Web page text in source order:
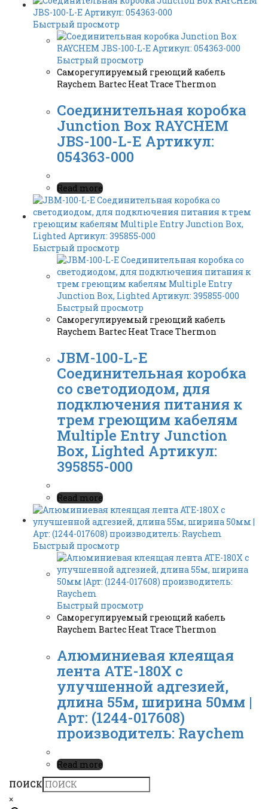
Быстрый просмотр
Быстрый просмотр
Саморегулируемый греющий кабель
Raychem Bartec Heat Trace Thermon
Соединительная коробка
Junction Box RAYCHEM
JBS-100-L-E Артикул:
054363-000
Read more
Быстрый просмотр
Быстрый просмотр
Саморегулируемый греющий кабель
Raychem Bartec Heat Trace Thermon
JBM-100-L-E
Соединительная коробка
со светодиодом, для
подключения питания к
трем греющим кабелям
Multiple Entry Junction
Box, Lighted Артикул:
395855-000
Read more
Быстрый просмотр
Быстрый просмотр
Саморегулируемый греющий кабель
Raychem Bartec Heat Trace Thermon
Алюминиевая клеящая
лента ATE-180X с
улучшенной адгезией,
длина 55м, ширина 50мм |
Арт: (1244-017608)
производитель: Raychem
Read more
ПОИСК
×